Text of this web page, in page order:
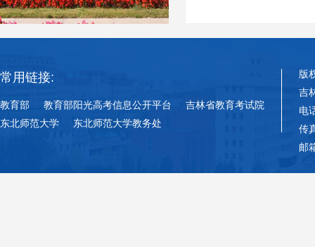
常用链接:
教育部 教育部阳光高考信息公开平台
吉林省教育考试院
东北师范大学
东北师范大学教务处
版
吉
电
传
邮